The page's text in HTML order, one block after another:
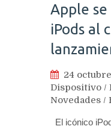
Apple
iPods al
24
Dispositivo /
Novedades /
El icónico